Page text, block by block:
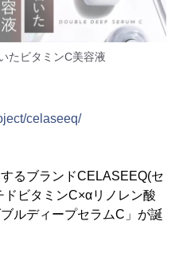
たビタミンC美容液
celaseeq/
るブランドCELASEEQ(セ
ビタミンC×αリノレン酸
ルディープセラムC」が誕